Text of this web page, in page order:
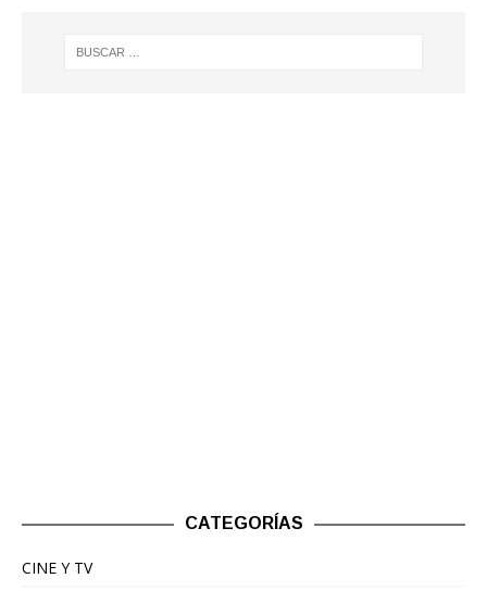
CATEGORÍAS
CINE Y TV